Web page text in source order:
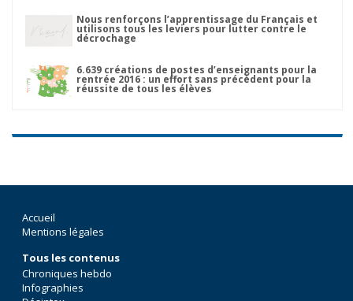
Nous renforçons l’apprentissage du Français et
utilisons tous les leviers pour lutter contre le
décrochage
6.639 créations de postes d’enseignants pour la
rentrée 2016 : un effort sans précédent pour la
réussite de tous les élèves
Accueil
Mentions légales
Tous les contenus
Chroniques hebdo
Infographies